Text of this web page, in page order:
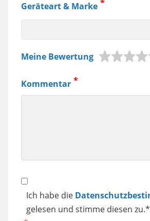
Geräteart & Marke
Jura
Samsung
Meine Bewertung
Kommentar
Datenschutz
Ich habe die
gelesen und stimme diesen zu.*